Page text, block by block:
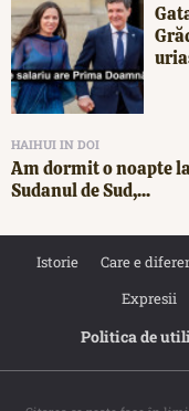
HAIHUI IN DOI
Am dormit o noapte
Sudanul de Sud,...
Istorie Care e
Expresii
Politica de